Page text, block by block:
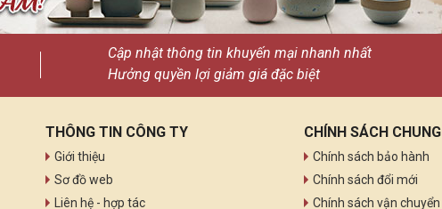
Cập nhật thông tin khuyến mại nhanh nhất
Hưởng quyền lợi giảm giá đặc biệt
THÔNG TIN CÔNG TY
Giới thiệu
Sơ đồ web
Liên hệ - hợp tác
CHÍNH SÁCH CHUNG
Chính sách bảo hành
Chính sách đổi mới
Chính sách vận chuyển